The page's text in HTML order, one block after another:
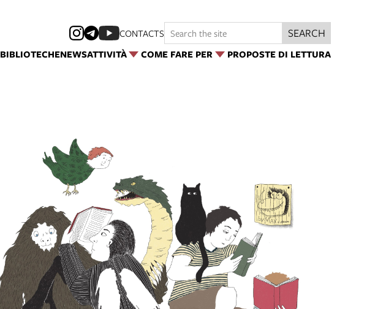
BIBLIOTECHENEWSATTIVITÀ COME FARE PER PROPOSTE DI LETTURA
CONTACTS SEARCH